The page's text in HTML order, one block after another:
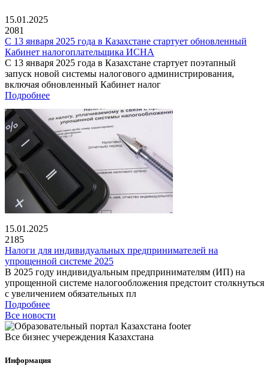
15.01.2025
2081
С 13 января 2025 года в Казахстане стартует обновленный
Кабинет налогоплательщика ИСНА
С 13 января 2025 года в Казахстане стартует поэтапный
запуск новой системы налогового администрирования,
включая обновленный Кабинет налог
Подробнее
15.01.2025
2185
Налоги для индивидуальных предпринимателей на
упрощенной системе 2025
В 2025 году индивидуальным предпринимателям (ИП) на
упрощенной системе налогообложения предстоит столкнуться
с увеличением обязательных пл
Подробнее
Все новости
Все бизнес учереждения Казахстана
Информация